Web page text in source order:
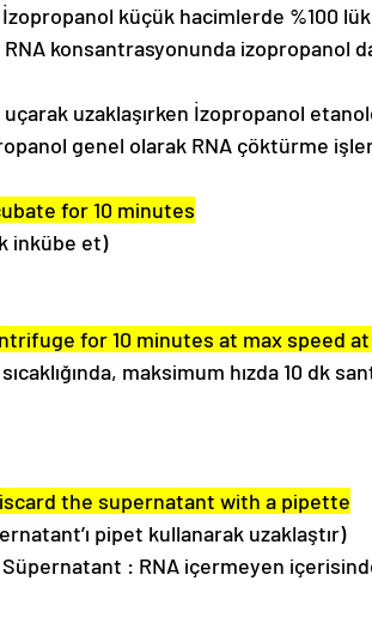
İzopropanol küçük hacimlerde %100
RNA konsantrasyonunda
uçarak uzaklaşırken İzopropanol
genel olarak RNA çöktürme
for 10 minutes
inkübe et)
for 10 minutes at max speed
maksimum hızda 10 dk
the supernatant with a pipette
pipet kullanarak uzaklaştır)
Süpernatant : RNA içermeyen